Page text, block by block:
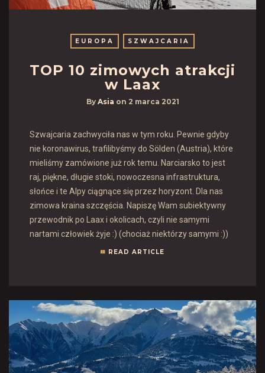
EUROPA SZWAJCARIA
TOP 10 zimowych atrakcji
w Laax
By Asia on 2 marca 2021
Szwajcaria zachwyciła nas w tym roku. Pewnie gdyby
nie koronawirus, trafilibyśmy do Sölden (Austria), które
mieliśmy zamówione już rok temu. Narciarsko to jest
raj, piękne, długie stoki, nowoczesna infrastruktura,
słońce i te Alpy ciągnące się przez horyzont. Dla nas
zimowa kraina szczęścia. Napiszę Wam subiektywny
przewodnik po Laax i okolicach, czyli nie samymi
nartami człowiek żyje :) (chociaż niektórzy samymi :))
READ ARTICLE